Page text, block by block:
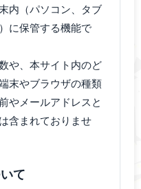
内（パソコン、タブ
に保管する機能で
や、本サイト内のど
末やブラウザの種類
やメールアドレスと
含まれておりませ
て